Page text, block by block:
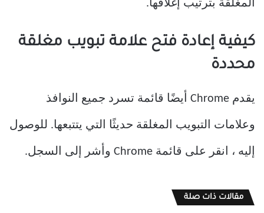
المغلقة بترتيب إغلاقها.
كيفية إعادة فتح علامة تبويب مغلقة
محددة
يقدم Chrome أيضًا قائمة تسرد جميع النوافذ
وعلامات التبويب المغلقة حديثًا التي يتتبعها. للوصول
إليه ، انقر على قائمة Chrome وأشر إلى السجل.
مقالات ذات صلة